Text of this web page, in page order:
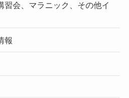
習会、マラニック、その他イ
報